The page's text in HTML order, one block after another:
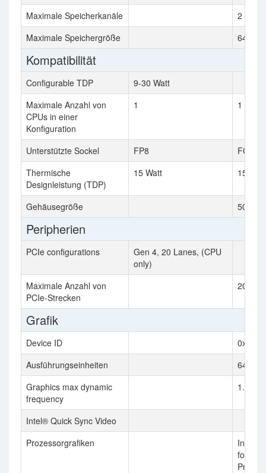
Maximale Speicherkanäle
2
Maximale Speichergröße
64 GB
Kompatibilität
Configurable TDP
9-30 Watt
Maximale Anzahl von
CPUs in einer
Konfiguration
1 1
Unterstützte Sockel FP8
Thermische
Designleistung (TDP)
15 Watt 15 Watt
Gehäusegröße 50mm
Peripherien
PCIe configurations
Gen 4, 20 Lanes, (CPU
only)
Maximale Anzahl von
PCIe-Strecken
20
Grafik
Device ID
0xA7A9
Ausführungseinheiten
64
Graphics max dynamic
frequency
1.25
Intel® Quick Sync Video
Prozessorgrafiken
Intel
for